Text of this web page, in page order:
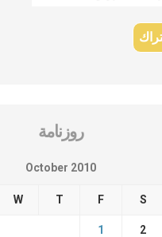
روزنامة
October 2010
W T F S
1 2